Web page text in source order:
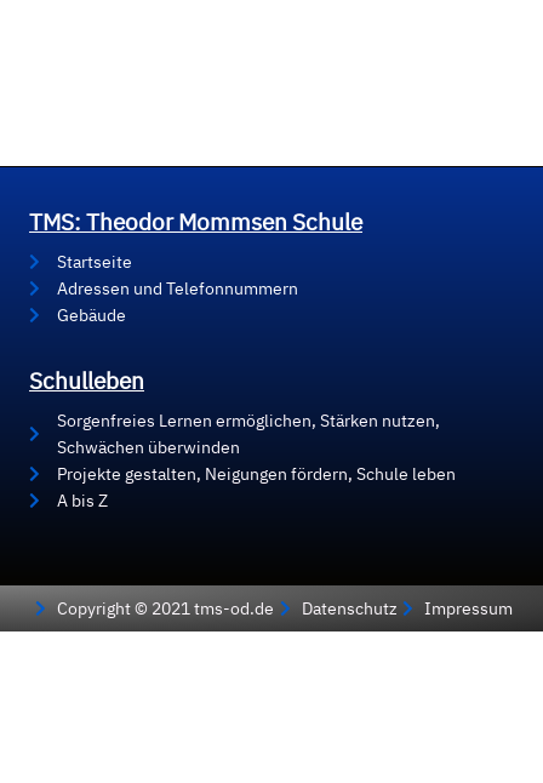
TMS: Theodor Mommsen Schule
Startseite
Adressen und Telefonnummern
Gebäude
Schulleben
Sorgenfreies Lernen ermöglichen, Stärken nutzen,
Schwächen überwinden
Projekte gestalten, Neigungen fördern, Schule leben
A bis Z
Copyright © 2021 tms-od.de Datenschutz Impressum